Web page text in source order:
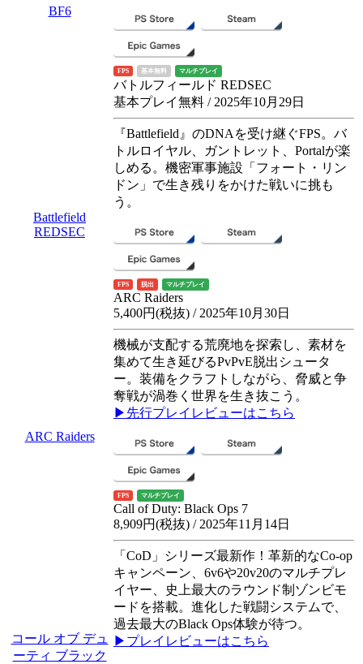
BF6
Battlefield
REDSEC
FPS 基本無料 マルチプレイ
バトルフィールド REDSEC
基本プレイ無料 / 2025年10月29日
『Battlefield』のDNAを受け継ぐFPS。バ
トルロイヤル、ガントレット、Portalが楽
しめる。機密軍事施設「フォート・リン
ドン」で生き残りをかけた戦いに挑も
う。
ARC Raiders
FPS 脱出 マルチプレイ
ARC Raiders
5,400円(税抜) / 2025年10月30日
機械が支配する荒廃地を探索し、素材を
集めて生き延びるPvPvE脱出シュータ
ー。装備をクラフトしながら、脅威と争
奪戦が渦巻く世界を生き抜こう。
▶先行プレイレビューはこちら
コール オブ デュ
ーティ ブラック
FPS マルチプレイ
Call of Duty: Black Ops 7
8,909円(税抜) / 2025年11月14日
「CoD」シリーズ最新作！革新的なCo-op
キャンペーン、6v6や20v20のマルチプレ
イヤー、史上最大のラウンド制ゾンビモ
ードを搭載。進化した戦闘システムで、
過去最大のBlack Ops体験が待つ。
▶プレイレビューはこちら